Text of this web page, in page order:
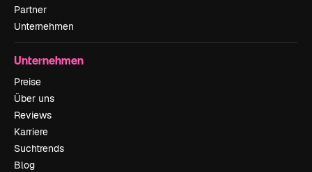
Partner
Unternehmen
Unternehmen
Preise
Über uns
Reviews
Karriere
Suchtrends
Blog